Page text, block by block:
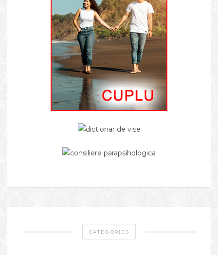
CATEGORIES